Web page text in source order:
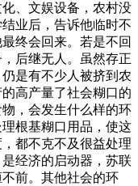
、文娱设备，农村没
业后，告诉他临时不
终会回来。若是不回
后继无人。虽然存正
是有不少人被挤到农
高产量了社会糊口的
，会发生什么样的环
根基糊口用品，使这
都不克不及很益处理
经济的启动器，苏联
前。其他社会的环